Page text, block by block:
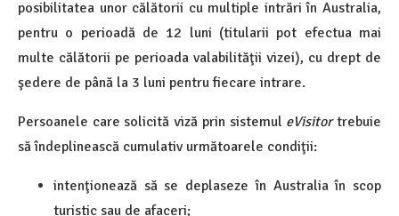
posibilitatea unor călătorii cu multiple intrări în Australia,
pentru o perioadă de 12 luni (titularii pot efectua mai
multe călătorii pe perioada valabilităţii vizei), cu drept de
şedere de până la 3 luni pentru fiecare intrare.
Persoanele care solicită viză prin sistemul eVisitortrebuie
să îndeplinească cumulativ următoarele condiţii:
intenţionează să se deplaseze în Australia în scop
turistic sau de afaceri;